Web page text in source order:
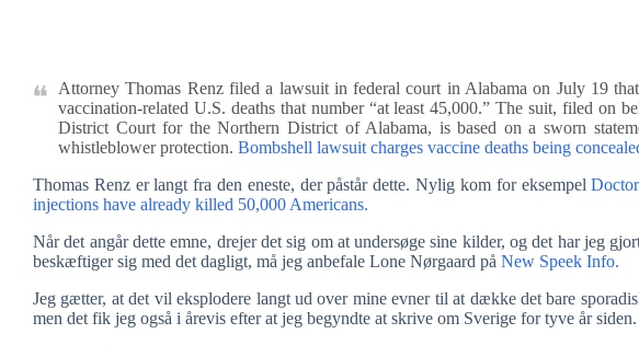
Attorney Thomas Renz filed a lawsuit in federal court in Alabama on July 19
vaccination-related U.S. deaths that number “at least 45,000.” The suit, filed on
District Court for the Northern District of Alabama, is based on a sworn
whistleblower protection. Bombshell lawsuit charges vaccine deaths being
Thomas Renz er langt fra den eneste, der påstår dette. Nylig kom for eksempel
injections have already killed 50,000 Americans.
Når det angår dette emne, drejer det sig om at undersøge sine kilder, og det har jeg
beskæftiger sig med det dagligt, må jeg anbefale Lone Nørgaard på New Speek Info.
Jeg gætter, at det vil eksplodere langt ud over mine evner til at dække det bare
men det fik jeg også i årevis efter at jeg begyndte at skrive om Sverige for tyve år siden.